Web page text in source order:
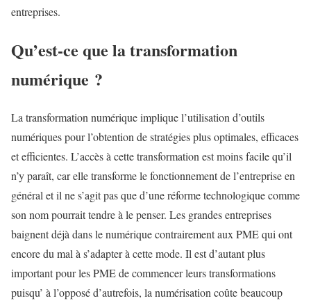
entreprises.
Qu’est-ce que la transformation
numérique ?
La transformation numérique implique l’utilisation d’outils
numériques pour l’obtention de stratégies plus optimales, efficaces
et efficientes. L’accès à cette transformation est moins facile qu’il
n’y paraît, car elle transforme le fonctionnement de l’entreprise en
général et il ne s’agit pas que d’une réforme technologique comme
son nom pourrait tendre à le penser. Les grandes entreprises
baignent déjà dans le numérique contrairement aux PME qui ont
encore du mal à s’adapter à cette mode. Il est d’autant plus
important pour les PME de commencer leurs transformations
puisqu’ à l’opposé d’autrefois, la numérisation coûte beaucoup